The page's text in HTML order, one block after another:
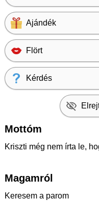
Ajándék
Flört
Kérdés
Mottóm
Kriszti még nem írta le,
Magamról
Keresem a parom